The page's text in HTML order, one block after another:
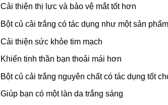
Cải thiện thị lực và bảo vệ mắt tốt hơn
Bột củ cải trắng có tác dụng như một sản
Cải thiện sức khỏe tim mạch
Khiến tinh thần bạn thoải mái hơn
Bột củ cải trắng nguyên chất có tác dụng tốt
Giúp bạn có một làn da trắng sáng